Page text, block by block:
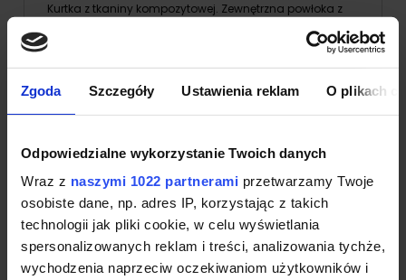
Zgoda Szczegóły Ustawienia reklam O plikach
Odpowiedzialne wykorzystanie Twoich danych
Wraz z naszymi 1022 partnerami przetwarzamy Twoje
osobiste dane, np. adres IP, korzystając z takich
technologii jak pliki cookie, w celu wyświetlania
spersonalizowanych reklam i treści, analizowania tychże,
wychodzenia naprzeciw oczekiwaniom użytkowników i
Kurtka z tkaniny kompozytowej. Zewnętrzna powłoka z
oddychalność 1000g/m². Korpus z nylonu 20D. Kieszeń
na klatce piersiowej z zamkiem wodoodpornym. Dwie
kieszenie na zamek wodoodporny. Elastyczny ściągacz
na mankietach i na dole kurtki.
Wodoodporność: 5000 mm
Gramatura: 420g/m²
Kod produktu: JRC32
Znakowanie od: 5 szt
od: 178,14 zł szczegóły produktu